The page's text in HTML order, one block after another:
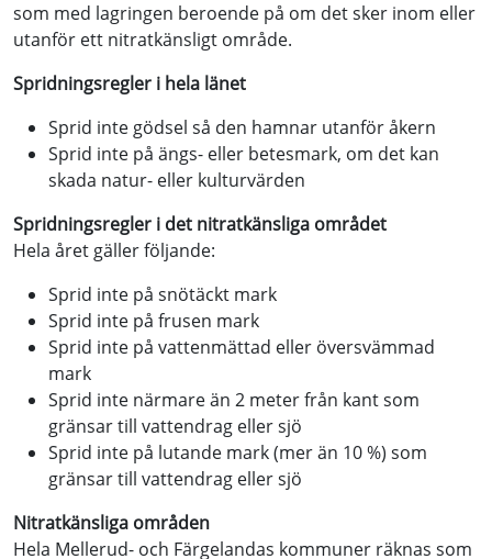
som med lagringen beroende på om det sker inom eller
utanför ett nitratkänsligt område.
Spridningsregler i hela länet
Sprid inte gödsel så den hamnar utanför åkern
Sprid inte på ängs- eller betesmark, om det kan
skada natur- eller kulturvärden
Spridningsregler i det nitratkänsliga området
Hela året gäller följande:
Sprid inte på snötäckt mark
Sprid inte på frusen mark
Sprid inte på vattenmättad eller översvämmad
mark
Sprid inte närmare än 2 meter från kant som
gränsar till vattendrag eller sjö
Sprid inte på lutande mark (mer än 10 %) som
gränsar till vattendrag eller sjö
Nitratkänsliga områden
Hela Mellerud- och Färgelandas kommuner räknas som